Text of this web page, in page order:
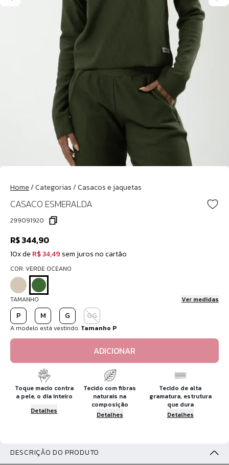
Home/Categorias/Casacos e jaquetas
CASACO ESMERALDA
299091920
R$ 344,90
10x de R$ 34,49 sem juros no cartão
COR: VERDE OCEANO
TAMANHO Ver medidas
P M G GG
A modelo está vestindo: Tamanho P
ADICIONAR
Toque macio contra
a pele, o dia inteiro
Detalhes
Tecido com fibras
naturais na
composição
Detalhes
Tecido de alta
gramatura, estrutura
que dura
Detalhes
DESCRIÇÃO DO PRODUTO